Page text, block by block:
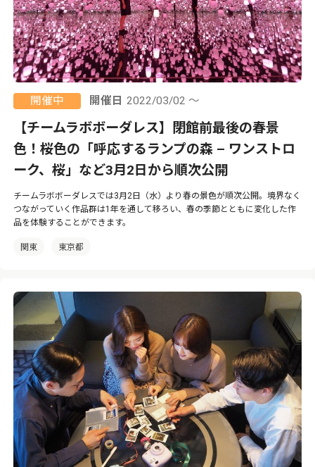
開催中 開催日 2022/03/02 ～
【チームラボボーダレス】閉館前最後の春景
色！桜色の「呼応するランプの森 – ワンストロ
ーク、桜」など3月2日から順次公開
チームラボボーダレスでは3月2日（水）より春の景色が順次公開。境界なく
つながっていく作品群は1年を通して移ろい、春の季節とともに変化した作
品を体験することができます。
関東 東京都